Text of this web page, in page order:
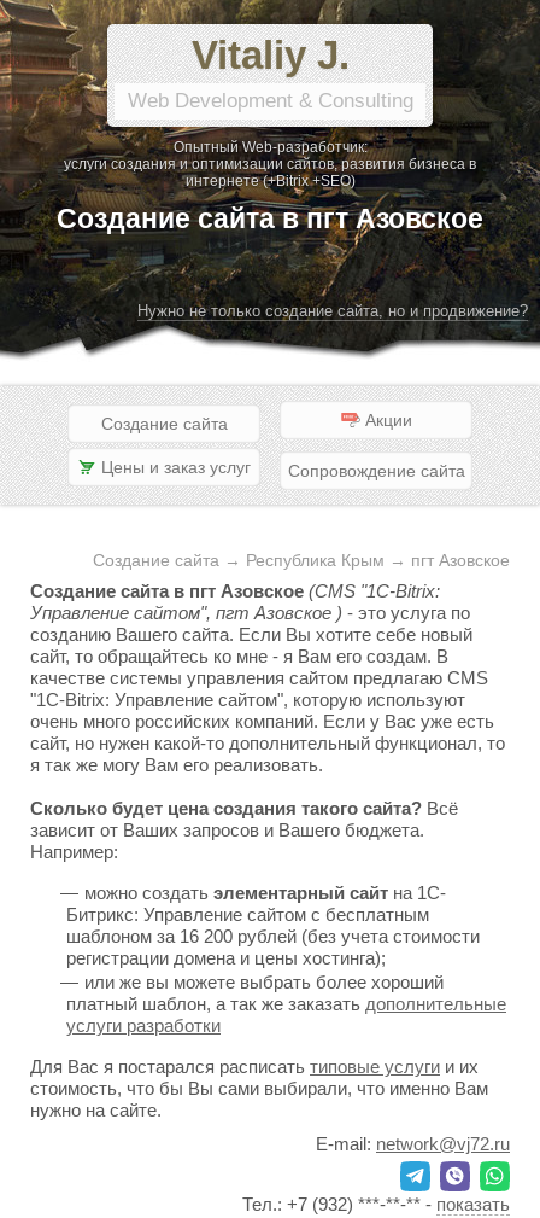
Vitaliy J.
Web Development & Consulting
Опытный Web-разработчик:
услуги создания и оптимизации сайтов, развития бизнеса в
интернете (+Bitrix +SEO)
Создание сайта в пгт Азовское
Нужно не только создание сайта, но и продвижение?
Создание сайта Акции
Цены и заказ услуг Сопровождение сайта
Создание сайта → Республика Крым → пгт Азовское
Создание сайта в пгт Азовское (CMS "1C-Bitrix:
Управление сайтом", пгт Азовское ) - это услуга по
созданию Вашего сайта. Если Вы хотите себе новый
сайт, то обращайтесь ко мне - я Вам его создам. В
качестве системы управления сайтом предлагаю CMS
"1C-Bitrix: Управление сайтом", которую используют
очень много российских компаний. Если у Вас уже есть
сайт, но нужен какой-то дополнительный функционал, то
я так же могу Вам его реализовать.
Сколько будет цена создания такого сайта? Всё
зависит от Ваших запросов и Вашего бюджета.
Например:
можно создать элементарный сайт на 1С-
Битрикс: Управление сайтом с бесплатным
шаблоном за 16 200 рублей (без учета стоимости
регистрации домена и цены хостинга);
или же вы можете выбрать более хороший
платный шаблон, а так же заказать дополнительные
услуги разработки
Для Вас я постарался расписать типовые услуги и их
стоимость, что бы Вы сами выбирали, что именно Вам
нужно на сайте.
E-mail: network@vj72.ru
Тел.: +7 (932) ***-**-** - показать